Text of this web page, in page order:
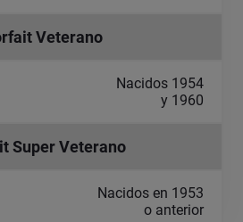
Veterano
Nacidos 1954
y 1960
Super Veterano
Nacidos en 1953
o anterior